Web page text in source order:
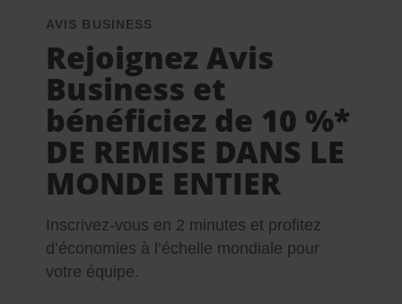
AVIS BUSINESS
Rejoignez Avis
Business et
bénéficiez de 10 %*
DE REMISE DANS LE
MONDE ENTIER
Inscrivez-vous en 2 minutes et profitez
d’économies à l’échelle mondiale pour
votre équipe.